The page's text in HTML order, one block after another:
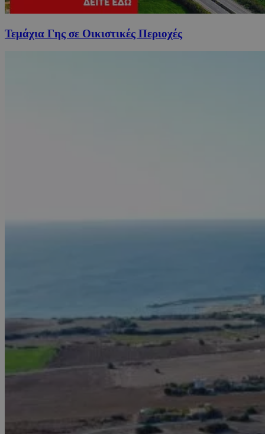
Τεμάχια Γης σε Οικιστικές Περιοχές